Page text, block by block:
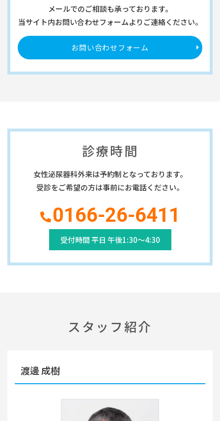
メールでのご相談も承っております。
当サイト内お問い合わせフォームより ご連絡ください。
お問い合わせフォーム
診療時間
女性泌尿器科外来は予約制となっております。
受診をご希望の方は事前にお電話ください。
0166-26-6411
受付時間 平日 午後1:30～4:30
スタッフ紹介
渡邊 成樹